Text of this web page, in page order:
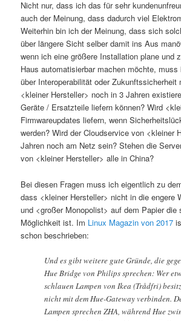
Nicht nur, dass ich das für sehr
auch der Meinung, dass dadurch viel
Weiterhin bin ich der Meinung, dass sich
über längere Sicht selber damit ins Aus
wenn ich eine größere Installation plane und
Haus automatisierbar machen möchte,
über Interoperabilität oder Zukunftssicherheit
<kleiner Hersteller> noch in 3 Jahren
Geräte / Ersatzteile liefern können? Wird
Firmwareupdates liefern, wenn
werden? Wird der Cloudservice von <kleiner
Jahren noch am Netz sein? Stehen die
von <kleiner Hersteller> alle in China?
Bei diesen Fragen muss ich eigentlich zu
dass <kleiner Hersteller> nicht in die engere
und <großer Monopolist> auf dem Papier die
Möglichkeit ist. Im Linux Magazin von 2017
schon beschrieben:
Und es gibt weitere gute Gründe, die
Hue Bridge von Philips sprechen: Wer
schlauen Lampen von Ikea (Trådfri)
nicht mit dem Hue-Gateway verbinden.
Lampen sprechen ZHA, während Hue